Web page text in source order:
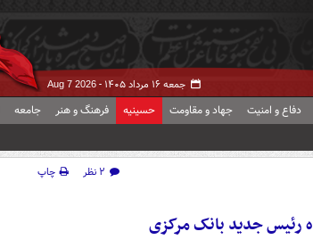
جمعه ۱۶ مرداد ۱۴۰۵ - Aug 7 2026
دفاع و امنیت جهاد و مقاومت حسینیه فرهنگ و هنر جامعه
۲ نظر
چاپ